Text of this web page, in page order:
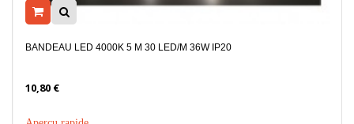
30 LED/M 36W IP20 BANDEAU LED 4000K 5M